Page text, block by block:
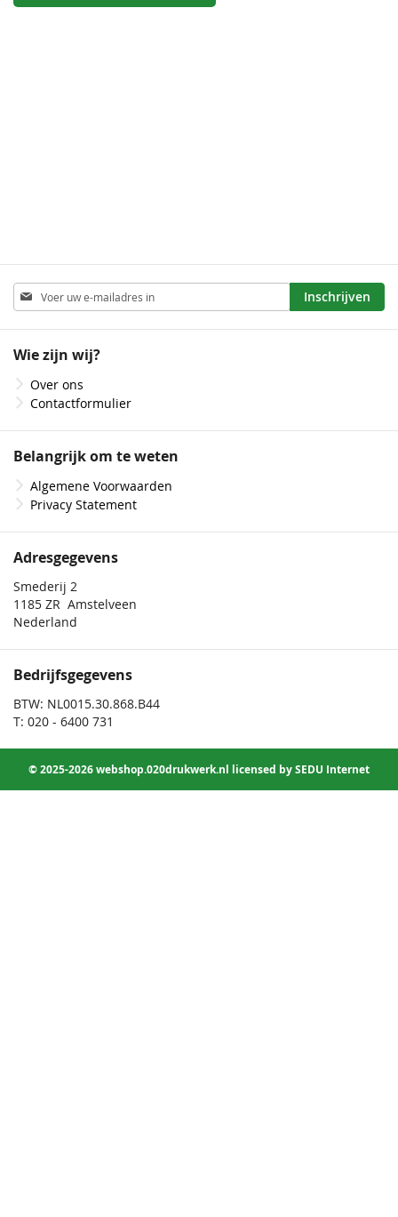
Abonneer
u
op
nieuwsbrief
Inschrijven
Wie zijn wij?
Over ons
Contactformulier
Belangrijk om te weten
Algemene Voorwaarden
Privacy Statement
Adresgegevens
Smederij 2
1185 ZR Amstelveen
Nederland
Bedrijfsgegevens
BTW: NL0015.30.868.B44
T: 020 - 6400 731
© 2025-2026 webshop.020drukwerk.nl licensed by SEDU Internet